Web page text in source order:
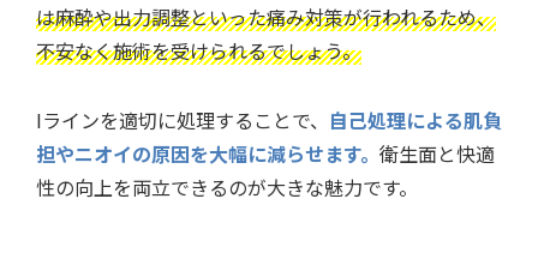
は麻酔や出力調整といった痛み対策が行われるため、
不安なく施術を受けられるでしょう。
Iラインを適切に処理することで、 自己処理による肌負
担やニオイの原因を大幅に減らせます。 衛生面と快適
性の向上を両立できるのが大きな魅力です。